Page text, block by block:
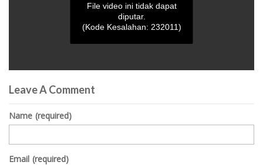
seconds
of
seconds
File video ini tidak dapat
diputar.
(Kode Kesalahan: 232011)
Leave A Comment
Name (required)
Email (required)